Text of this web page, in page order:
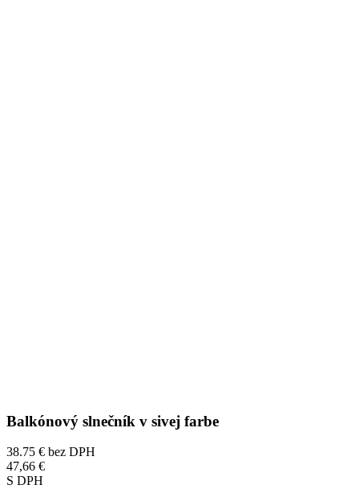
Balkónový slnečník v sivej farbe
38.75 € bez DPH
47,66 €
S DPH